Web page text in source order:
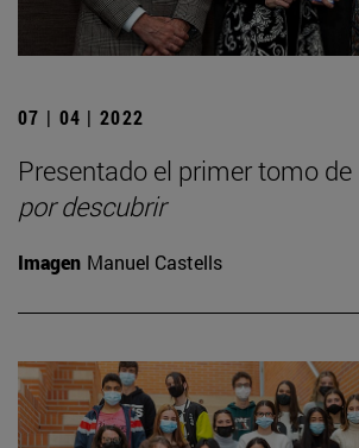
07 | 04 | 2022
Presentado el primer tomo de
por descubrir
Imagen Manuel Castells